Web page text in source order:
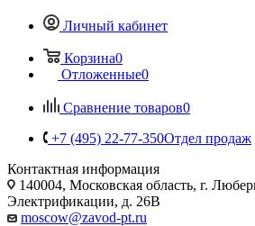
Личный кабинет
Корзина0
Отложенные0
Сравнение товаров0
+7 (495) 22-77-350Отдел продаж
Контактная информация
140004, Московская область, г.
Электрификации, д. 26В
moscow@zavod-pt.ru